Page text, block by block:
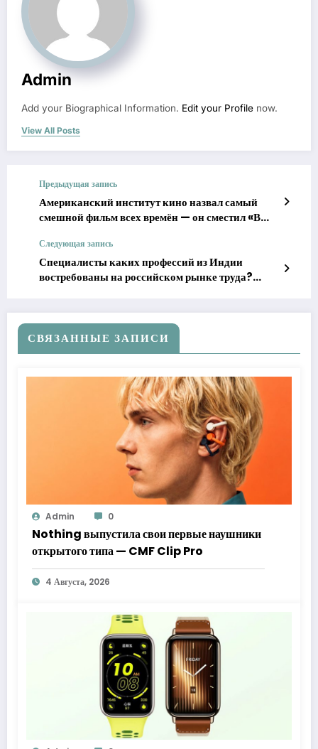
Admin
Add your Biographical Information. Edit your Profile now.
View All Posts
Предыдущая запись
Американский институт кино назвал самый
смешной фильм всех времён — он сместил «В
Следующая запись
Специалисты каких профессий из Индии
востребованы на российском рынке труда?
СВЯЗАННЫЕ ЗАПИСИ
Admin 0
Nothing выпустила свои первые наушники
открытого типа — CMF Clip Pro
4 Августа, 2026